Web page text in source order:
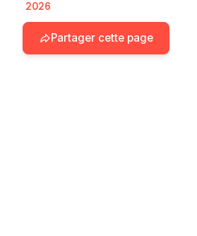
2026
Partager cette page